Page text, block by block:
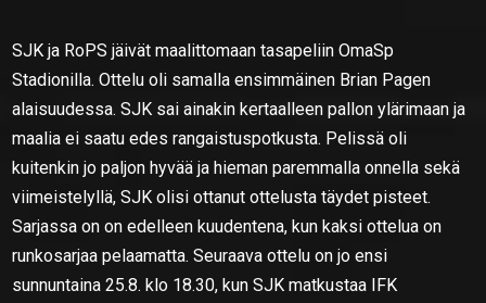
SJK ja RoPS jäivät maalittomaan tasapeliin OmaSp
Stadionilla. Ottelu oli samalla ensimmäinen Brian Pagen
alaisuudessa. SJK sai ainakin kertaalleen pallon ylärimaan ja
maalia ei saatu edes rangaistuspotkusta. Pelissä oli
kuitenkin jo paljon hyvää ja hieman paremmalla onnella sekä
viimeistelyllä, SJK olisi ottanut ottelusta täydet pisteet.
Sarjassa on on edelleen kuudentena, kun kaksi ottelua on
runkosarjaa pelaamatta. Seuraava ottelu on jo ensi
sunnuntaina 25.8. klo 18.30, kun SJK matkustaa IFK